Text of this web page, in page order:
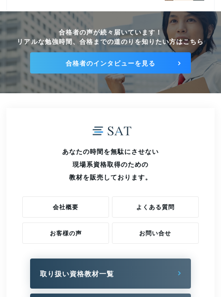
合格者の声が続々届いています！
リアルな勉強時間、合格までの道のりを知りたい方はこちら
合格者のインタビューを見る
あなたの時間を無駄にさせない
現場系資格取得のための
教材を販売しております。
会社概要 よくある質問
お客様の声 お問い合せ
取り扱い資格教材一覧